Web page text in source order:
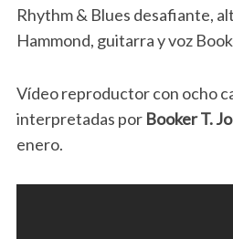
Rhythm & Blues desafiante,
Hammond, guitarra y voz
Vídeo reproductor con ocho
interpretadas por Booker T.
enero.